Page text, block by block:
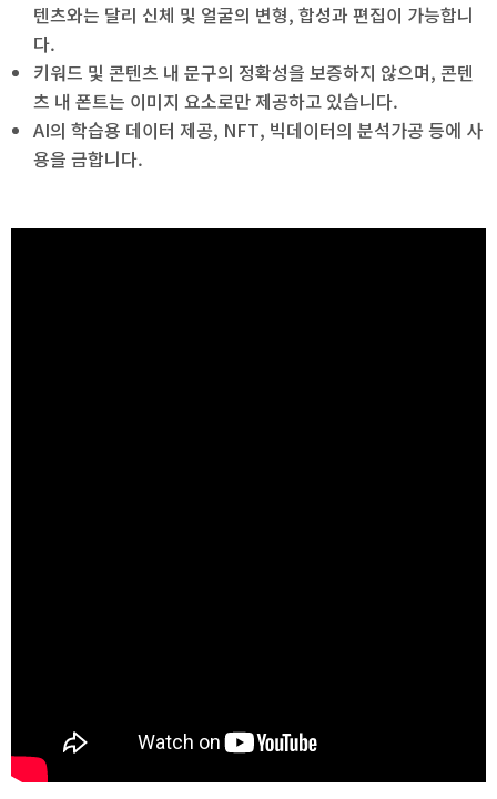
텐츠와는 달리 신체 및 얼굴의 변형, 합성과 편집이 가능합니
다.
키워드 및 콘텐츠 내 문구의 정확성을 보증하지 않으며, 콘텐
츠 내 폰트는 이미지 요소로만 제공하고 있습니다.
AI의 학습용 데이터 제공, NFT, 빅데이터의 분석가공 등에 사
용을 금합니다.